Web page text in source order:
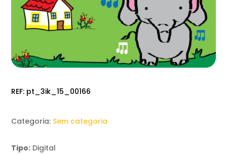
REF: pt_3ik_15_00166
Categoria: Sem categoria
Tipo: Digital